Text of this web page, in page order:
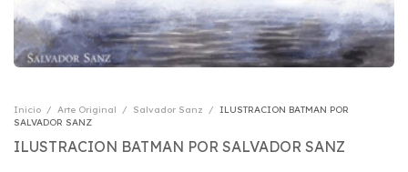
Inicio / Arte Original / Salvador Sanz / ILUSTRACION BATMAN POR
SALVADOR SANZ
ILUSTRACION BATMAN POR SALVADOR SANZ